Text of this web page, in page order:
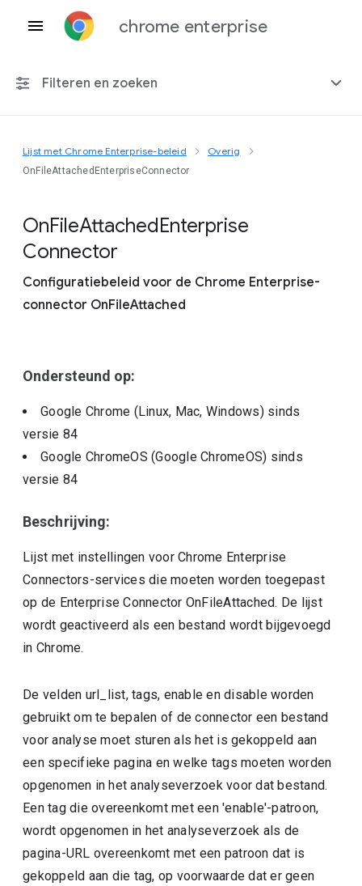
chrome enterprise
Filteren en zoeken
Elk platform
Inclusief beëindigd beleid
Lijst met Chrome Enterprise-beleid Overig
OnFileAttachedEnterpriseConnector
OnFileAttachedEnterprise
Connector
Configuratiebeleid voor de Chrome Enterprise-
connector OnFileAttached
Ondersteund op:
Google Chrome (Linux, Mac, Windows) sinds
versie 84
Google ChromeOS (Google ChromeOS) sinds
versie 84
Beschrijving:
Lijst met instellingen voor Chrome Enterprise
Connectors-services die moeten worden toegepast
op de Enterprise Connector OnFileAttached. De lijst
wordt geactiveerd als een bestand wordt bijgevoegd
in Chrome.
De velden url_list, tags, enable en disable worden
gebruikt om te bepalen of de connector een bestand
voor analyse moet sturen als het is gekoppeld aan
een specifieke pagina en welke tags moeten worden
opgenomen in het analyseverzoek voor dat bestand.
Een tag die overeenkomt met een 'enable'-patroon,
wordt opgenomen in het analyseverzoek als de
pagina-URL overeenkomt met een patroon dat is
gekoppeld aan die tag, op voorwaarde dat er geen